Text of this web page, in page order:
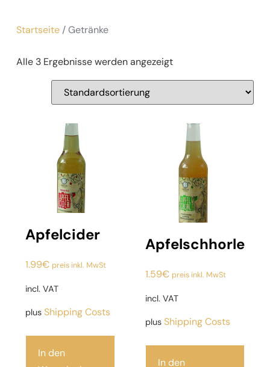
Startseite/ Getränke
Alle 3 Ergebnisse werden angezeigt
Apfelcider
1.99€ preis inkl. MwSt
incl. VAT
plus Shipping Costs
In den
Apfelschhorle
1.59€ preis inkl. MwSt
incl. VAT
plusShipping Costs
In den